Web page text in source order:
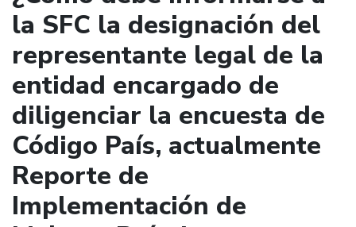
la SFC la designación del
representante legal de la
entidad encargado de
diligenciar la encuesta de
Código País, actualmente
Reporte de
Implementación de